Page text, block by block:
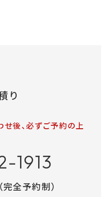
り
後、必ずご予約の上
1913
全予約制）